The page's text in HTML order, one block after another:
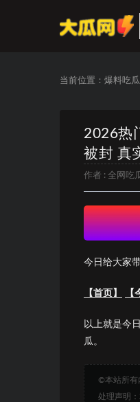
当前位置： 爆料吃
2026热
被封 真
作者 : 全网吃
今日给大家
【首页】 【
以上就是今
瓜。
©本站所有
处理声明